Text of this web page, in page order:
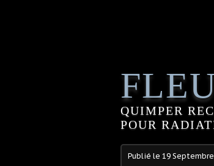
QUIMPER
POUR
Publié le 19